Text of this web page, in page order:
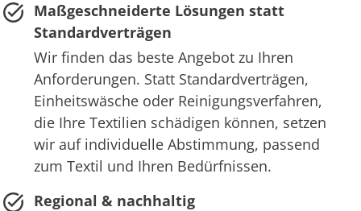
Maßgeschneiderte Lösungen statt
Standardverträgen
Wir finden das beste Angebot zu Ihren
Anforderungen. Statt Standardverträgen,
Einheitswäsche oder Reinigungsverfahren,
die Ihre Textilien schädigen können, setzen
wir auf individuelle Abstimmung, passend
zum Textil und Ihren Bedürfnissen.
Regional & nachhaltig